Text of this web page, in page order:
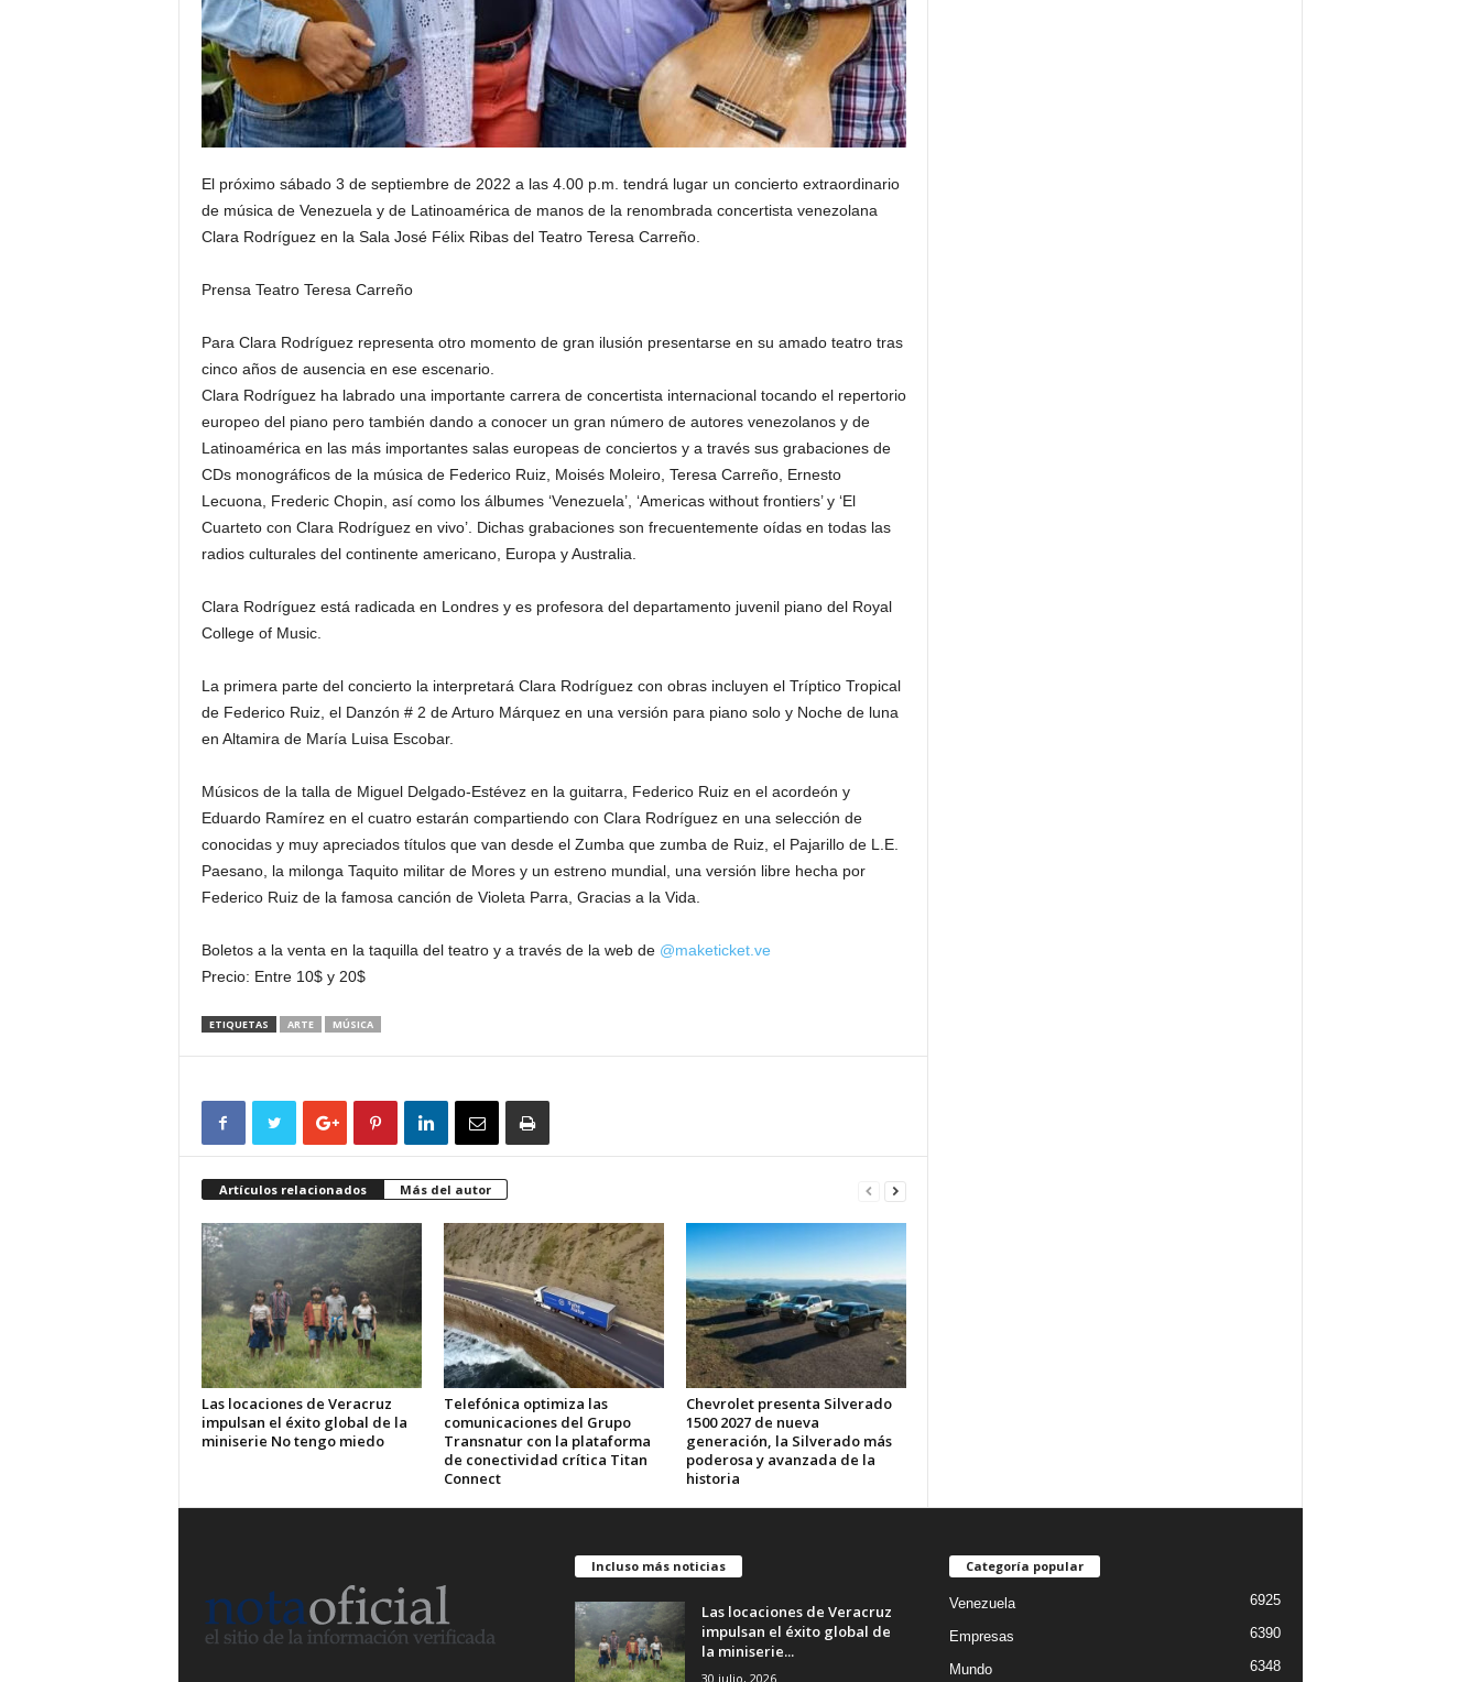
El próximo sábado 3 de septiembre de 2022 a las 4.00 p.m. tendrá lugar un concierto extraordinario
de música de Venezuela y de Latinoamérica de manos de la renombrada concertista venezolana
Clara Rodríguez en la Sala José Félix Ribas del Teatro Teresa Carreño.
Prensa Teatro Teresa Carreño
Para Clara Rodríguez representa otro momento de gran ilusión presentarse en su amado teatro tras
cinco años de ausencia en ese escenario.
Clara Rodríguez ha labrado una importante carrera de concertista internacional tocando el repertorio
europeo del piano pero también dando a conocer un gran número de autores venezolanos y de
Latinoamérica en las más importantes salas europeas de conciertos y a través sus grabaciones de
CDs monográficos de la música de Federico Ruiz, Moisés Moleiro, Teresa Carreño, Ernesto
Lecuona, Frederic Chopin, así como los álbumes ‘Venezuela’, ‘Americas without frontiers’ y ‘El
Cuarteto con Clara Rodríguez en vivo’. Dichas grabaciones son frecuentemente oídas en todas las
radios culturales del continente americano, Europa y Australia.
Clara Rodríguez está radicada en Londres y es profesora del departamento juvenil piano del Royal
College of Music.
La primera parte del concierto la interpretará Clara Rodríguez con obras incluyen el Tríptico Tropical
de Federico Ruiz, el Danzón # 2 de Arturo Márquez en una versión para piano solo y Noche de luna
en Altamira de María Luisa Escobar.
Músicos de la talla de Miguel Delgado-Estévez en la guitarra, Federico Ruiz en el acordeón y
Eduardo Ramírez en el cuatro estarán compartiendo con Clara Rodríguez en una selección de
conocidas y muy apreciados títulos que van desde el Zumba que zumba de Ruiz, el Pajarillo de L.E.
Paesano, la milonga Taquito militar de Mores y un estreno mundial, una versión libre hecha por
Federico Ruiz de la famosa canción de Violeta Parra, Gracias a la Vida.
Boletos a la venta en la taquilla del teatro y a través de la web de @maketicket.ve
Precio: Entre 10$ y 20$
ETIQUETAS ARTE MÚSICA
Artículos relacionados Más del autor
Las locaciones de Veracruz
impulsan el éxito global de la
miniserie No tengo miedo
Telefónica optimiza las
comunicaciones del Grupo
Transnatur con la plataforma
de conectividad crítica Titan
Connect
Chevrolet presenta Silverado
1500 2027 de nueva
generación, la Silverado más
poderosa y avanzada de la
historia
Incluso más noticias
Las locaciones de Veracruz
impulsan el éxito global de
la miniserie...
30 julio, 2026
Categoría popular
Venezuela 6925
Empresas 6390
Mundo 6348